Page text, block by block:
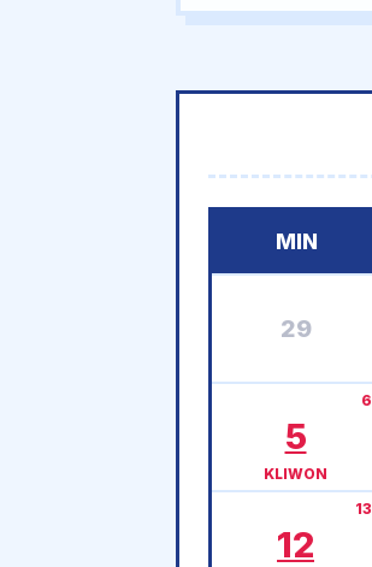
MIN
29
5
6
KLIWON
12
13